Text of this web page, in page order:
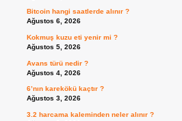
Bitcoin hangi saatlerde alınır ?
Ağustos 6, 2026
Kokmuş kuzu eti yenir mi ?
Ağustos 5, 2026
Avans türü nedir ?
Ağustos 4, 2026
6’nın karekökü kaçtır ?
Ağustos 3, 2026
3.2 harcama kaleminden neler alınır ?